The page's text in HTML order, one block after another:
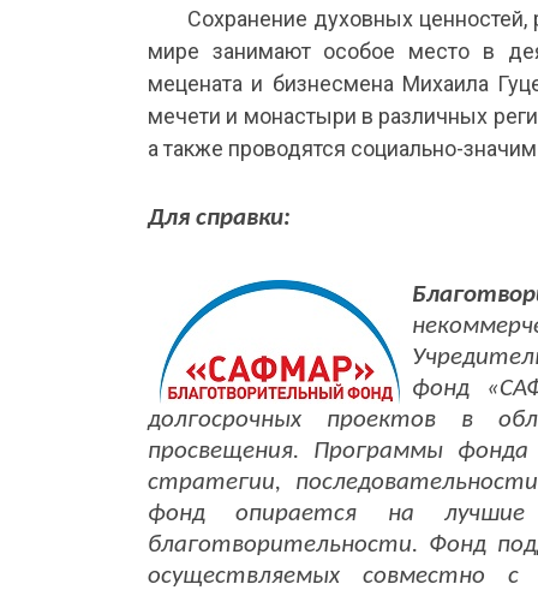
Сохранение духовных
мире занимают особое место в
мецената и бизнесмена Михаила
мечети и монастыри в различных
а также проводятся социально-
Для справки:
фонд
долгосрочных проектов в
просвещения. Программы
стратегии,
фонд опирается на
благотворительности. Фонд
осуществляемых совместно с